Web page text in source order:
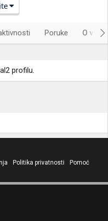
Poruke O
profilu.
Politika privatnosti
Pomoć